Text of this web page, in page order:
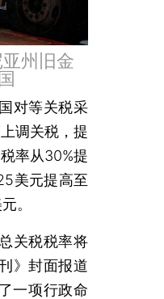
州旧金
对等关税采
调关税，提
率从30%提
美元提高至
。
关税税率将
》封面报道
一项行政命